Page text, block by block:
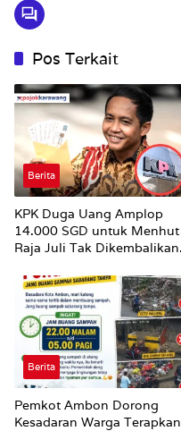
Pos Terkait
Berita
KPK Duga Uang Amplop
14.000 SGD untuk Menhut
Raja Juli Tak Dikembalikan
Berita
Pemkot Ambon Dorong
Kesadaran Warga Terapkan